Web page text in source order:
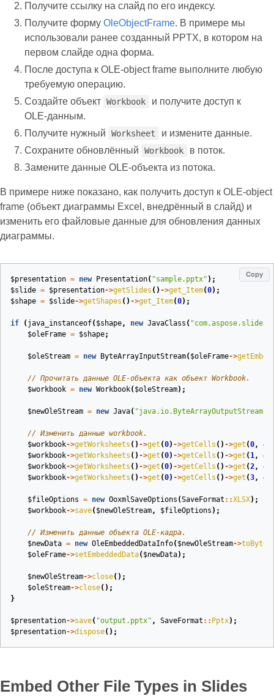
Получите ссылку на слайд по его индексу.
Получите форму OleObjectFrame. В примере мы
использовали ранее созданный PPTX, в котором на
первом слайде одна форма.
После доступа к OLE‑object frame выполните любую
требуемую операцию.
Создайте объект Workbook
и получите доступ к
OLE‑данным.
Получите нужный
Worksheet
и измените данные.
Сохраните обновлённый
Workbook
в поток.
Замените данные OLE‑объекта из потока.
В примере ниже показано, как получить доступ к OLE‑object
frame (объект диаграммы Excel, внедрённый в слайд) и
изменить его файловые данные для обновления данных
диаграммы.
Copy
$presentation = new Presentation( "sample.pptx" );
$slide = $presentation->getSlides () ->get_Item(0);
$shape = $slide->getShapes () ->get_Item(0);
if ( java_instanceof( $shape, new JavaClass (
$oleFrame = $shape;
$oleStream = new ByteArrayInputStream( $oleFrame->
// Прочитать данные OLE‑объекта как объект Workbook.
$workbook = new Workbook( $oleStream);
$newOleStream = new Java( "java.io.ByteArrayOutputStream"
// Изменить данные workbook.
$workbook->getWorksheets () ->get (0) ->getCells () ->get (0, 4
$workbook->getWorksheets () ->get (0) ->getCells () ->get ( 1, 4
$workbook->getWorksheets () ->get (0) ->getCells () ->get (2, 4
$workbook->getWorksheets () ->get (0) ->getCells () ->get (3, 4
$fileOptions = new OoxmlSaveOptions (SaveFormat ::XLSX);
$workbook->save( $newOleStream, $fileOptions );
// Изменить данные объекта OLE‑кадра.
$newData = new OleEmbeddedDataInfo( $newOleStream->
$oleFrame->setEmbeddedData( $newData);
$newOleStream->close();
$oleStream->close();
}
$presentation->save( "output.pptx" , SaveFormat :: Pptx);
$presentation->dispose();
Embed Other File Types in Slides